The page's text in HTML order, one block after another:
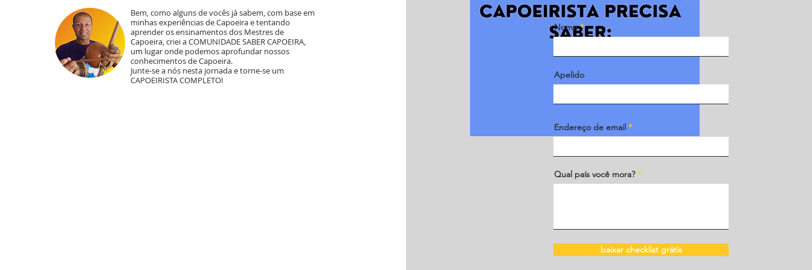
Bem, como alguns de vocês já sabem, com base em
minhas experiências de Capoeira e tentando
aprender os ensinamentos dos Mestres de
Capoeira, criei a COMUNIDADE SABER CAPOEIRA,
um lugar onde podemos aprofundar nossos
conhecimentos de Capoeira.
Junte-se a nós nesta jornada e torne-se um
CAPOEIRISTA COMPLETO!
Nome
Apelido
Endereço de email
Qual país você mora?
baixar checklist grátis